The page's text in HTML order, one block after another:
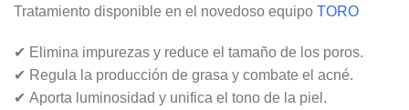
Tratamiento disponible en el novedoso equipo TORO
✔ Elimina impurezas y reduce el tamaño de los poros.
✔ Regula la producción de grasa y combate el acné.
✔ Aporta luminosidad y unifica el tono de la piel .